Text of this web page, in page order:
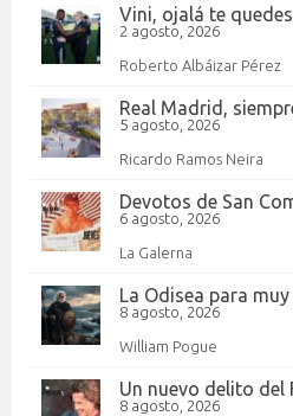
Vini, ojalá te
2 agosto, 2026
Roberto Albáizar Pérez
Real Madrid,
5 agosto, 2026
Ricardo Ramos Neira
Devotos de San
6 agosto, 2026
La Galerna
La Odisea para
8 agosto, 2026
William Pogue
Un nuevo delito del
8 agosto, 2026